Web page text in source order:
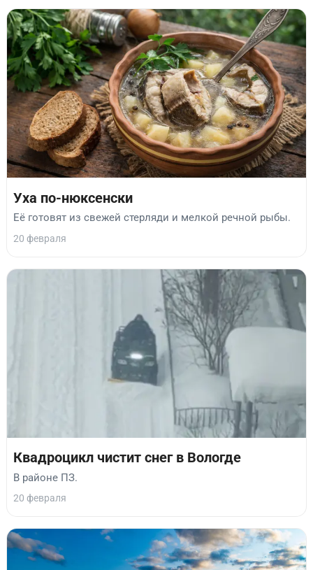
Уха по-нюксенски
Её готовят из свежей стерляди и мелкой речной рыбы.
20 февраля
Квадроцикл чистит снег в Вологде
В районе ПЗ.
20 февраля